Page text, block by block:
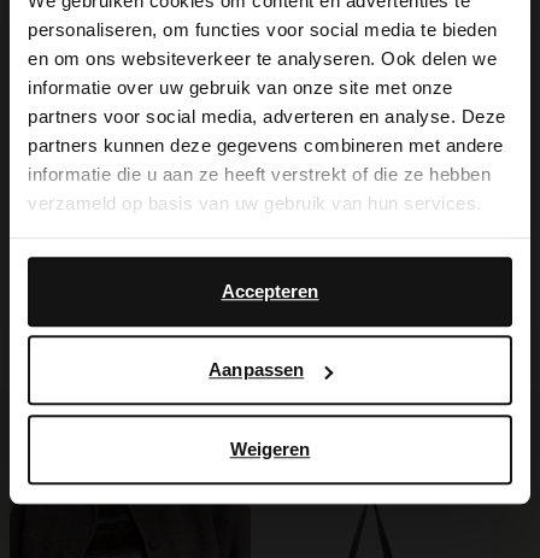
personaliseren, om functies voor social media te bieden
en om ons websiteverkeer te analyseren. Ook delen we
informatie over uw gebruik van onze site met onze
partners voor social media, adverteren en analyse. Deze
partners kunnen deze gegevens combineren met andere
informatie die u aan ze heeft verstrekt of die ze hebben
verzameld op basis van uw gebruik van hun services.
Accepteren
Aanpassen
Weigeren
Ich suche es für Sie
Dunkelgrauer Schal mit Karomuster der
Marke Manfield. Der Schal hat eine Länge
von 175 cm und eine Breite von 36 cm.
Lieferung & Rücksendung
×
View this website in English?
It looks like your language isn't Dutch. Would
you like to switch to English?
English